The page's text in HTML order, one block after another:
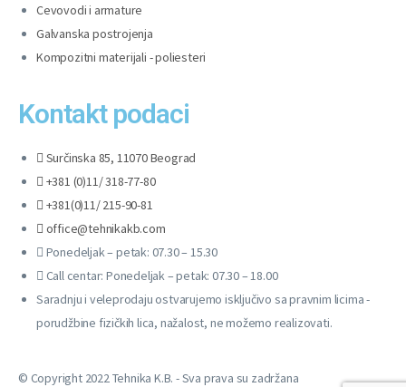
Cevovodi i armature
Galvanska postrojenja
Kompozitni materijali - poliesteri
Kontakt podaci
Surčinska 85, 11070 Beograd
+381 (0)11/ 318-77-80
+381(0)11/ 215-90-81
office@tehnikakb.com
Ponedeljak – petak: 07.30 – 15.30
Call centar: Ponedeljak – petak: 07.30 – 18.00
Saradnju i veleprodaju ostvarujemo isključivo sa pravnim licima -
porudžbine fizičkih lica, nažalost, ne možemo realizovati.
© Copyright 2022 Tehnika K.B. - Sva prava su zadržana